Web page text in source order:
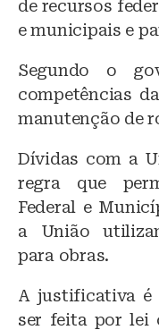
de recursos
e municipais e
Segundo o
competências
manutenção de
Dívidas com a
regra que
Federal e
a União
para obras.
A justificativa é
ser feita por lei